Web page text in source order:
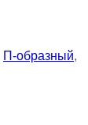
П-образный,